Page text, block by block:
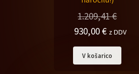
1.209,41€
Izvirna
cena
je
930,00€Trenutna
cena
je:
z DDV
V košarico